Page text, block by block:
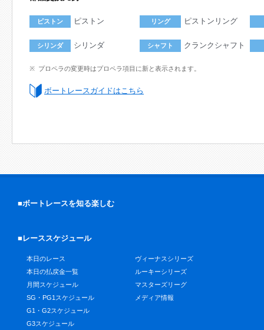
ピストン ピストン リング ピストンリング
シリンダ シリンダ シャフト クランクシャフト
プロペラの変更時はプロペラ項目に新と表示されます。
ボートレースガイドはこちら
■ボートレースを知る楽しむ
■レーススケジュール
本日のレース
本日の払戻金一覧
月間スケジュール
SG・PG1スケジュール
G1・G2スケジュール
G3スケジュール
ヴィーナスシリーズ
ルーキーシリーズ
マスターズリーグ
メディア情報